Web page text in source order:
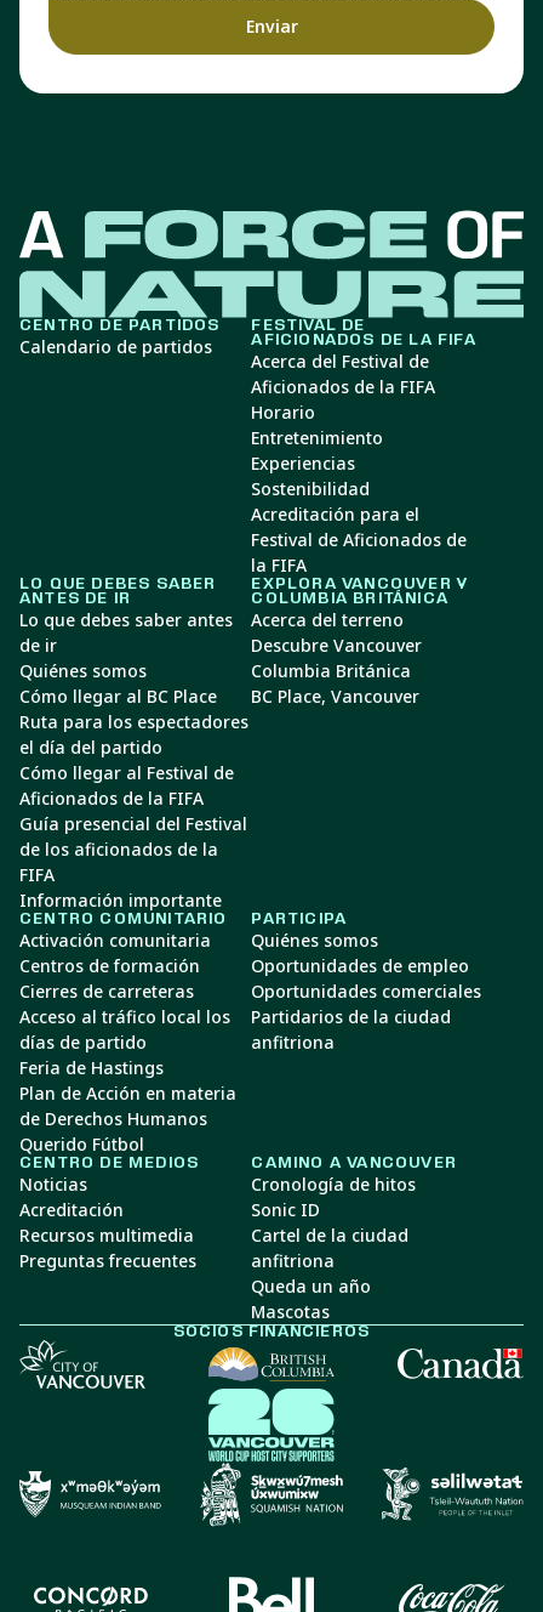
CENTRO DE PARTIDOS
Calendario de partidos
FESTIVAL DE
AFICIONADOS DE LA FIFA
Acerca del Festival de
Aficionados de la FIFA
Horario
Entretenimiento
Experiencias
Sostenibilidad
Acreditación para el
Festival de Aficionados de
la FIFA
LO QUE DEBES SABER
ANTES DE IR
Lo que debes saber antes
de ir
Quiénes somos
Cómo llegar al BC Place
Ruta para los espectadores
el día del partido
Cómo llegar al Festival de
Aficionados de la FIFA
Guía presencial del Festival
de los aficionados de la
FIFA
Información importante
EXPLORA VANCOUVER Y
COLUMBIA BRITÁNICA
Acerca del terreno
Descubre Vancouver
Columbia Británica
BC Place, Vancouver
CENTRO COMUNITARIO
Activación comunitaria
Centros de formación
Cierres de carreteras
Acceso al tráfico local los
días de partido
Feria de Hastings
Plan de Acción en materia
de Derechos Humanos
Querido Fútbol
PARTICIPA
Quiénes somos
Oportunidades de empleo
Oportunidades comerciales
Partidarios de la ciudad
anfitriona
CENTRO DE MEDIOS
Noticias
Acreditación
Recursos multimedia
Preguntas frecuentes
CAMINO A VANCOUVER
Cronología de hitos
Sonic ID
Cartel de la ciudad
anfitriona
Queda un año
Mascotas
SOCIOS FINANCIEROS